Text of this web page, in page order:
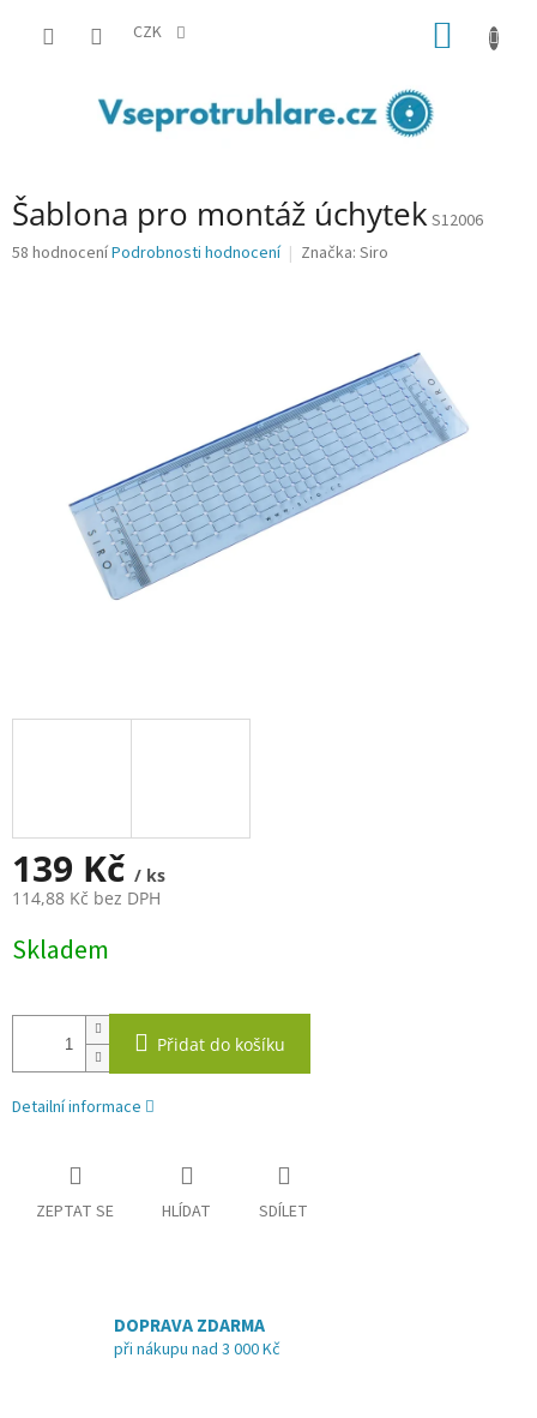
CZK
Šablona pro montáž úchytekS12006
Průměrné
58 hodnoceníPodrobnosti hodnocení Značka: Siro
139 Kč / ks
114,88 Kč bez DPH
cena:
Skladem
Přidat do košíku
Detailní informace
ZEPTAT SE HLÍDAT SDÍLET
DOPRAVA ZDARMA
při nákupu nad 3 000 Kč